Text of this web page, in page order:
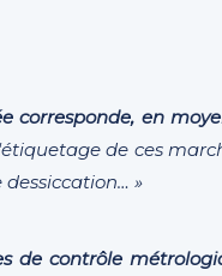
en
de ces
»
de contrôle